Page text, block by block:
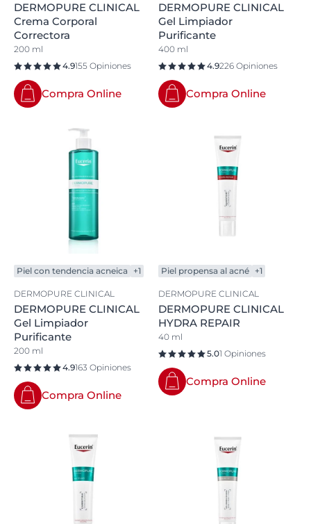
DERMOPURE CLINICAL
Crema Corporal
Correctora
200 ml
4.9155 Opiniones
Compra Online
DERMOPURE CLINICAL
Gel Limpiador
Purificante
400 ml
4.9226 Opiniones
Compra Online
Piel con tendencia acneica +1
DERMOPURE CLINICAL
DERMOPURE CLINICAL
Gel Limpiador
Purificante
200 ml
4.9163 Opiniones
Compra Online
Piel propensa al acné +1
DERMOPURE CLINICAL
DERMOPURE CLINICAL
HYDRA REPAIR
40 ml
5.01 Opiniones
Compra Online